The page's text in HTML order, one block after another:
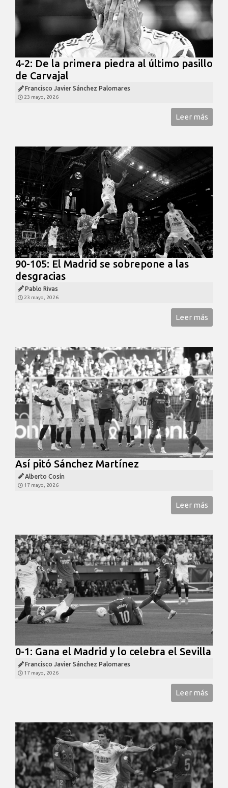
4-2: De la primera piedra al último pasillo
de Carvajal
Francisco Javier Sánchez Palomares
23 mayo, 2026
Leer más
90-105: El Madrid se sobrepone a las
desgracias
Pablo Rivas
23 mayo, 2026
Leer más
Así pitó Sánchez Martínez
Alberto Cosín
17 mayo, 2026
Leer más
0-1: Gana el Madrid y lo celebra el Sevilla
Francisco Javier Sánchez Palomares
17 mayo, 2026
Leer más